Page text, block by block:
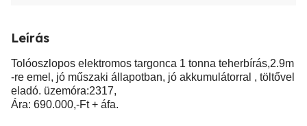
Leírás
Tolóoszlopos elektromos targonca 1 tonna teherbírás,2.9m
-re emel, jó műszaki állapotban, jó akkumulátorral , töltővel
eladó. üzemóra:2317,
Ára: 690.000,-Ft + áfa.